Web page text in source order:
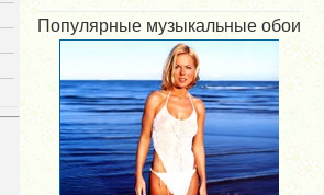
Популярные музыкальные обои